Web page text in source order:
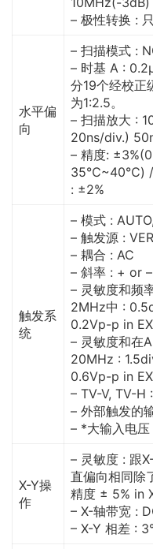
– 极性转换 :
水平偏
向
– 扫描模式 :
– 时基 A :
分19个经校正
为1:2.5。
– 扫描放大 :
20ns/div.)
– 精度:
35℃~40℃) /
: ±2%
触发系
统
– 模式 :
– 触发源 :
– 耦合 : AC
– 斜率 : + or –
– 灵敏度和频
2MHz中 :
0.2Vp-p in
– 灵敏度和在
20MHz :
0.6Vp-p in
– TV-V, TV-H
– 外部触发的
– *大输入电
X-Y操
作
– 灵敏度 : 跟
直偏向相同除
精度 ± 5% in
– X-轴带宽 :
– X-Y 相差 :